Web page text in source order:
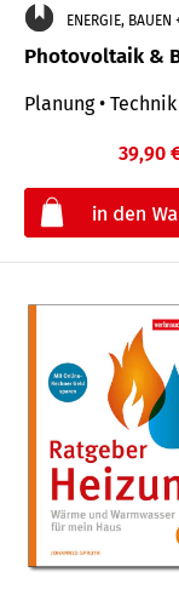
ENERGIE, BAUEN
Photovoltaik &
Planung •
39,90